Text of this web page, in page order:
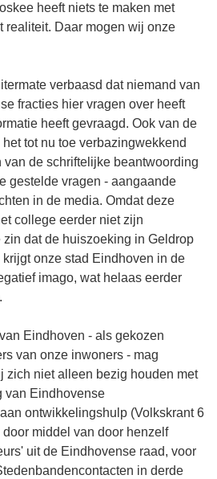
heeft niets te maken met
realiteit. Daar mogen wij onze
verbaasd dat niemand van
fracties hier vragen over heeft
heeft gevraagd. Ook van de
tot nu toe verbazingwekkend
de schriftelijke beantwoording
gestelde vragen - aangaande
in de media. Omdat deze
college eerder niet zijn
dat de huiszoeking in Geldrop
onze stad Eindhoven in de
imago, wat helaas eerder
Eindhoven - als gekozen
van onze inwoners - mag
zich niet alleen bezig houden met
van Eindhovense
ontwikkelingshulp (Volkskrant 6
middel van door henzelf
uit de Eindhovense raad, voor
in derde